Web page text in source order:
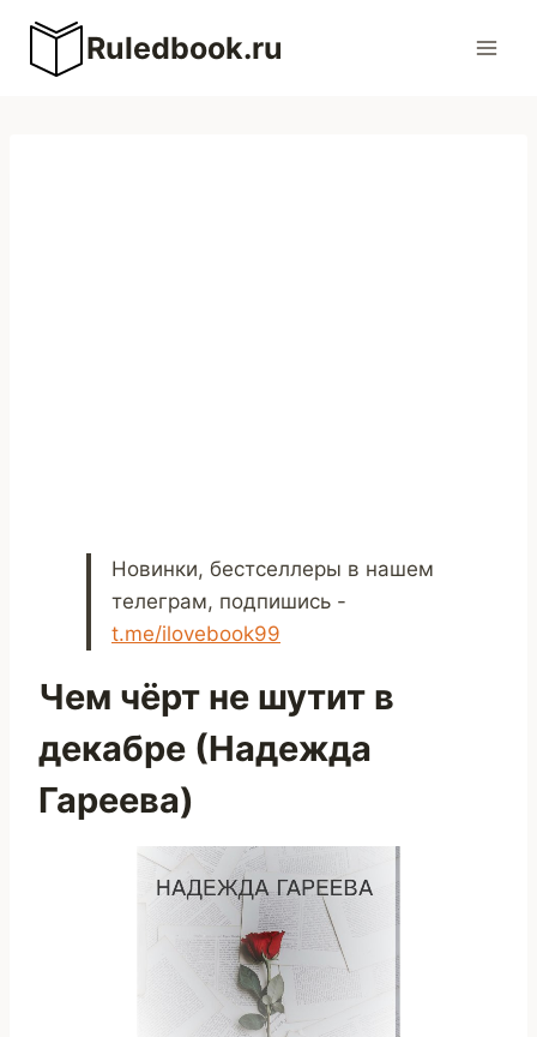
Перейти
содержимому
Ruledbook.ru
Новинки, бестселлеры в нашем
телеграм, подпишись -
t.me/ilovebook99
Чем чёрт не шутит в
декабре (Надежда
Гареева)